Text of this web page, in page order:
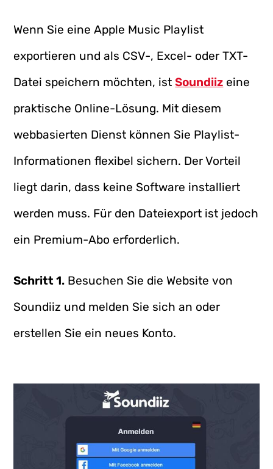
Wenn Sie eine Apple Music Playlist
exportieren und als CSV-, Excel- oder TXT-
Datei speichern möchten, istSoundiiz eine
praktische Online-Lösung. Mit diesem
webbasierten Dienst können Sie Playlist-
Informationen flexibel sichern. Der Vorteil
liegt darin, dass keine Software installiert
werden muss. Für den Dateiexport ist jedoch
ein Premium-Abo erforderlich.
Schritt 1. Besuchen Sie die Website von
Soundiiz und melden Sie sich an oder
erstellen Sie ein neues Konto.